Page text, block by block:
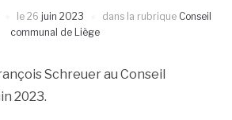
le 26 juin 2023 dans la rubrique Conseil
communal de Liège
Schreuer au Conseil
2023.